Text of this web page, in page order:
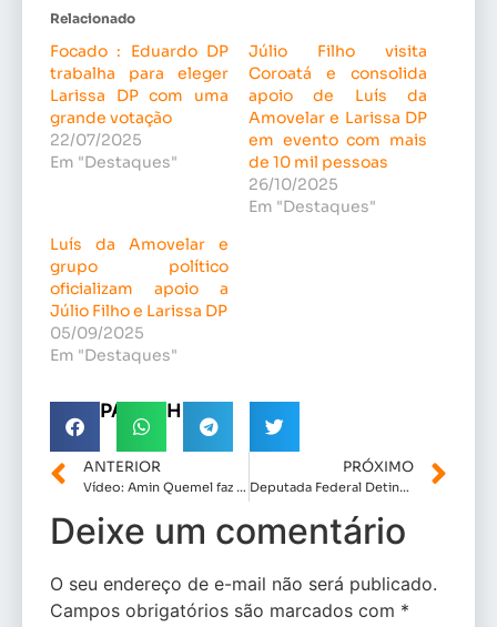
Relacionado
Focado : Eduardo DP
trabalha para eleger
Larissa DP com uma
grande votação
22/07/2025
Em "Destaques"
Júlio Filho visita
Coroatá e consolida
apoio de Luís da
Amovelar e Larissa DP
em evento com mais
de 10 mil pessoas
26/10/2025
Em "Destaques"
Luís da Amovelar e
grupo político
oficializam apoio a
Júlio Filho e Larissa DP
05/09/2025
Em "Destaques"
COMPARTILHE!
ANTERIOR
Vídeo: Amin Quemel faz vistoria de obra da Caixa Econômica Federal em Carutapera.
PRÓXIMO
Deputada Federal Detinha participa do bloquinho Mulheres que transformam na Cidade Operária
Deixe um comentário
O seu endereço de e-mail não será publicado.
Campos obrigatórios são marcados com *